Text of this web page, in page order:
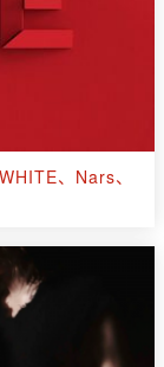
、Nars、